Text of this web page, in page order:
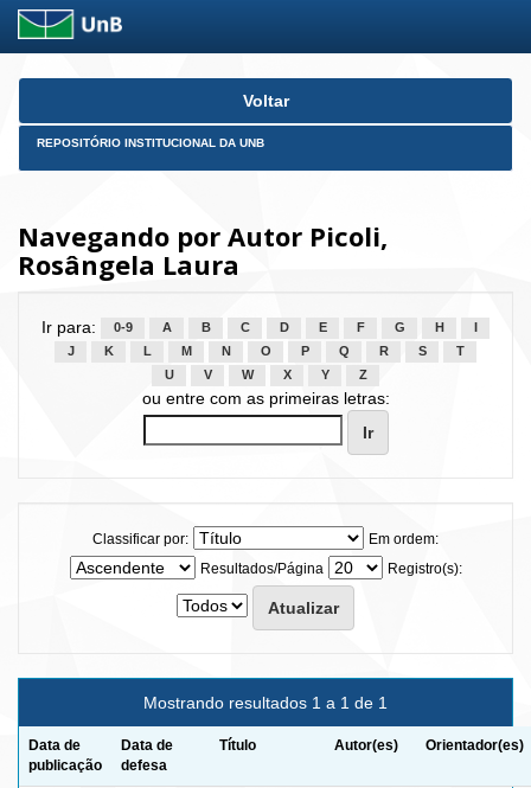
Skip
Voltar
REPOSITÓRIO INSTITUCIONAL DA UNB
Navegando por Autor Picoli,
Rosângela Laura
Ir para: 0-9 A B C D E F G H
J
K L M N O P Q R S
T
U
V W X Y Z
ou entre com as primeiras letras:
Classificar por:
Em ordem:
Resultados/Página
Registro(s):
Mostrando resultados 1 a 1 de 1
Data de
publicação
Data de
defesa
Título Autor(es) Orientador(es)